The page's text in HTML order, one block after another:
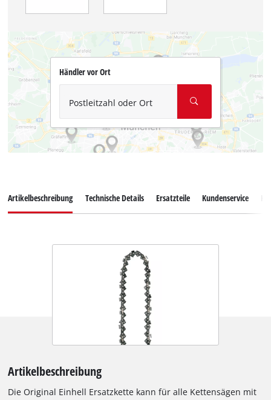
Händler vor Ort
Postleitzahl oder Ort
Artikelbeschreibung Technische Details Ersatzteile Kundenservice
Artikelbeschreibung
Die Original Einhell Ersatzkette kann für alle Kettensägen mit